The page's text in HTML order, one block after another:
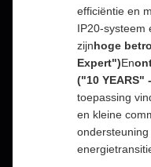
efficiëntie en
IP20-systeem
zijnhoge
Expert")En
("10 YEARS"
toepassing
en kleine